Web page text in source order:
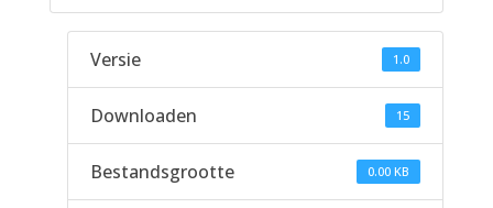
Versie 1.0
Downloaden 15
Bestandsgrootte 0.00 KB